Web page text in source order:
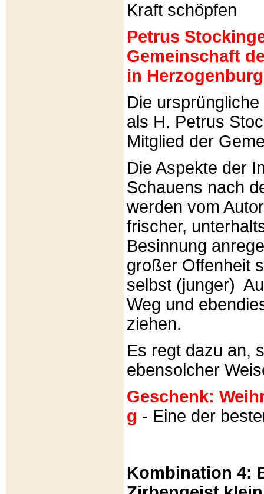
Kraft schöpfen
Petrus
Gemeinschaft
in
Die
als H. Petrus
Mitglied der
Die Aspekte der
Schauens nach
werden vom
frischer,
Besinnung
großer Offenheit
selbst (junger)
Weg und
ziehen.
Es regt dazu an,
ebensolcher
Geschenk:
g - Eine der
Kombination 4: